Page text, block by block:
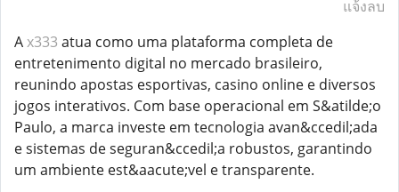
แจ้งลบ
Ax333 atua como uma plataforma completa de
entretenimento digital no mercado brasileiro,
reunindo apostas esportivas, casino online e diversos
jogos interativos. Com base operacional em S&atilde;o
Paulo, a marca investe em tecnologia avan&ccedil;ada
e sistemas de seguran&ccedil;a robustos, garantindo
um ambiente est&aacute;vel e transparente.